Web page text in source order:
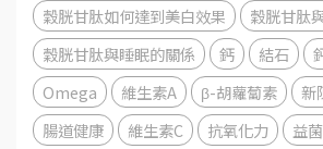
穀胱甘肽如何達到美白效果
穀胱甘肽
穀胱甘肽與睡眠的關係
鈣 結石
Omega
維生素A β-胡蘿蔔素
新
腸道健康
維生素C 抗氧化力 益